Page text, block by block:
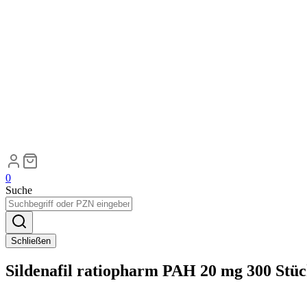
0
Suche
Schließen
Sildenafil ratiopharm PAH 20 mg 300